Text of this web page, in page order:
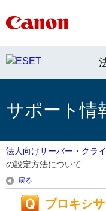
サポート情
法人向けサーバー・クラ
の設定方法について
戻る
プロキシ